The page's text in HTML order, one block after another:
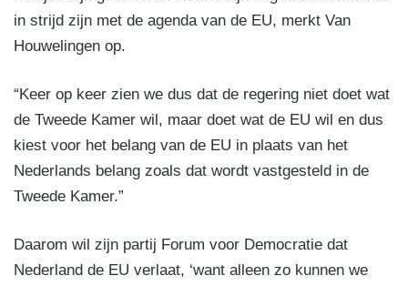
in strijd zijn met de agenda van de EU, merkt Van
Houwelingen op.
“Keer op keer zien we dus dat de regering niet doet wat
de Tweede Kamer wil, maar doet wat de EU wil en dus
kiest voor het belang van de EU in plaats van het
Nederlands belang zoals dat wordt vastgesteld in de
Tweede Kamer.”
Daarom wil zijn partij Forum voor Democratie dat
Nederland de EU verlaat, ‘want alleen zo kunnen we